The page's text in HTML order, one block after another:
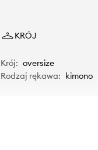
KRÓJ
Krój: oversize
Rodzaj rękawa: kimono